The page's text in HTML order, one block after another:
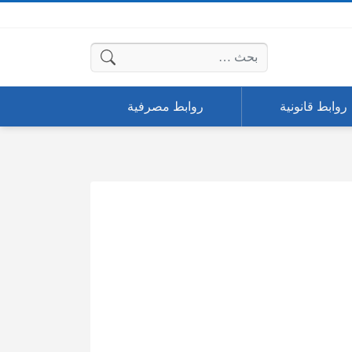
البحث عن:
روابط قانونية روابط مصرفية